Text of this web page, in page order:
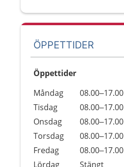
ÖPPETTIDER
Öppettider
Dag
Öppettider
Kommentarer
Måndag
08.00–17.00
Tisdag
08.00–17.00
Onsdag
08.00–17.00
Torsdag
08.00–17.00
Fredag
08.00–17.00
Lördag
Stängt